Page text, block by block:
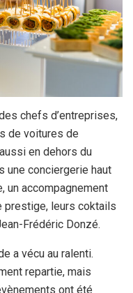
chefs d’entreprises,
de voitures de
en dehors du
une conciergerie haut
un accompagnement
prestige, leurs coktails
Frédéric Donzé.
a vécu au ralenti.
repartie, mais
ont été